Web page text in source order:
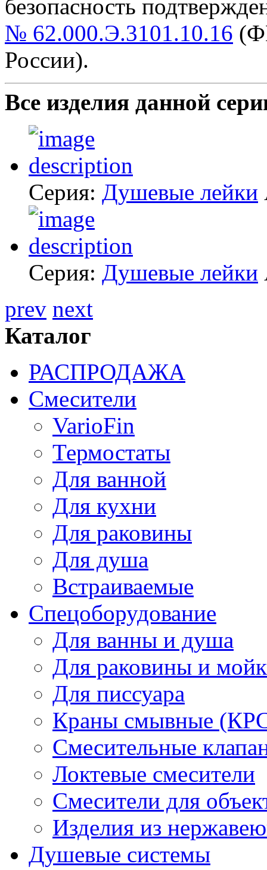
безопасность
№ 62.000.Э.3101.10.16
России).
Все изделия данной
Серия: Душевые лейки
Серия: Душевые лейки
prev next
Каталог
РАСПРОДАЖА
Смесители
VarioFin
Термостаты
Для ванной
Для кухни
Для раковины
Для душа
Встраиваемые
Спецоборудование
Для ванны и душа
Для раковины и
Для писсуара
Краны смывные
Смесительные
Локтевые смесители
Смесители для
Изделия из
Душевые системы